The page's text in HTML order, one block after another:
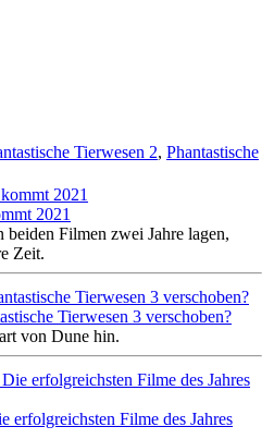
Tierwesen 2, Phantastische
2021
beiden Filmen zwei Jahre lagen,
Zeit.
Tierwesen 3 verschoben?
von Dune hin.
erfolgreichsten Filme des Jahres